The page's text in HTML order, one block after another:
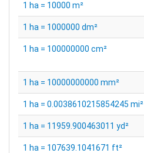
1 ha = 10000 m²
1 ha = 1000000 dm²
1 ha = 100000000 cm²
1 ha = 10000000000 mm²
1 ha = 0.0038610215854245 mi²
1 ha = 11959.900463011 yd²
1 ha = 107639.1041671 ft²